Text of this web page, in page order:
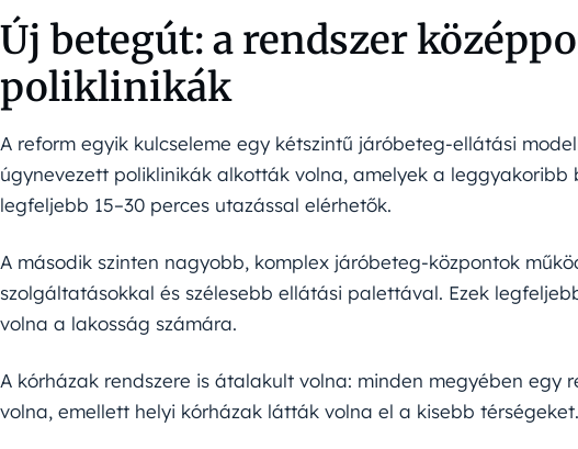
Új betegút: a rendszer
poliklinikák
A reform egyik kulcseleme egy kétszintű járóbeteg-ellátási
úgynevezett poliklinikák alkották volna, amelyek a leggyakoribb
legfeljebb 15–30 perces utazással elérhetők.
A második szinten nagyobb, komplex járóbeteg-központok
szolgáltatásokkal és szélesebb ellátási palettával. Ezek
volna a lakosság számára.
A kórházak rendszere is átalakult volna: minden megyében egy
volna, emellett helyi kórházak látták volna el a kisebb térségeket.